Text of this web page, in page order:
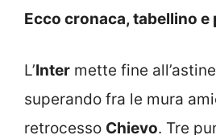
Ecco cronaca, tabellino e
L’Inter mette fine
superando fra le mura
retrocesso Chievo. Tre